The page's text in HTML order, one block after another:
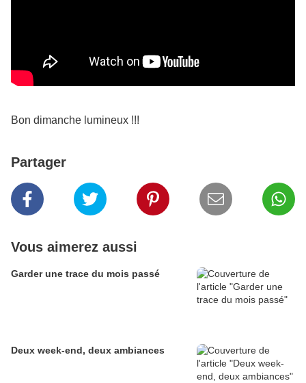
Bon dimanche lumineux !!!
Partager
Vous aimerez aussi
Garder une trace du mois passé
Deux week-end, deux ambiances